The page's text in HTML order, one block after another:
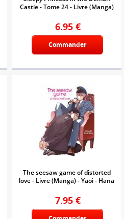
Castle - Tome 24 - Livre (Manga)
6.95 €
Commander
The seesaw game of distorted
love - Livre (Manga) - Yaoi - Hana
7.95 €